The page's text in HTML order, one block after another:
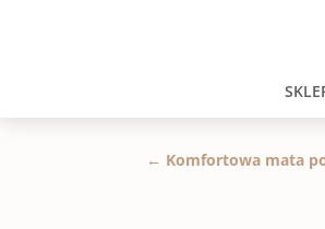
← Komfortowa mata